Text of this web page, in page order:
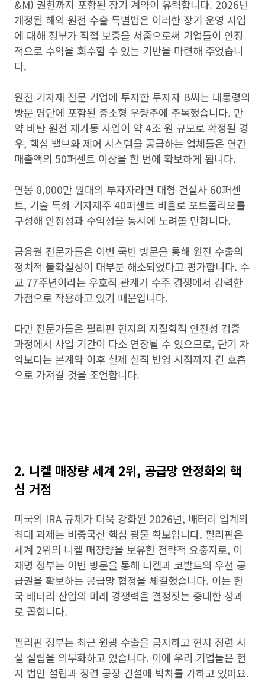
&M) 권한까지 포함된 장기 계약이 유력합니다. 2026년
개정된 해외 원전 수출 특별법은 이러한 장기 운영 사업
에 대해 정부가 직접 보증을 서줌으로써 기업들이 안정
적으로 수익을 회수할 수 있는 기반을 마련해 주었습니
다.
원전 기자재 전문 기업에 투자한 투자자 B씨는 대통령의
방문 명단에 포함된 중소형 우량주에 주목했습니다. 만
약 바탄 원전 재가동 사업이 약 4조 원 규모로 확정될 경
우, 핵심 밸브와 제어 시스템을 공급하는 업체들은 연간
매출액의 50퍼센트 이상을 한 번에 확보하게 됩니다.
연봉 8,000만 원대의 투자자라면 대형 건설사 60퍼센
트, 기술 특화 기자재주 40퍼센트 비율로 포트폴리오를
구성해 안정성과 수익성을 동시에 노려볼 만합니다.
금융권 전문가들은 이번 국빈 방문을 통해 원전 수출의
정치적 불확실성이 대부분 해소되었다고 평가합니다. 수
교 77주년이라는 우호적 관계가 수주 경쟁에서 강력한
가점으로 작용하고 있기 때문입니다.
다만 전문가들은 필리핀 현지의 지질학적 안전성 검증
과정에서 사업 기간이 다소 연장될 수 있으므로, 단기 차
익보다는 본계약 이후 실제 실적 반영 시점까지 긴 호흡
으로 가져갈 것을 조언합니다.
2. 니켈 매장량 세계 2위, 공급망 안정화의 핵
심 거점
미국의 IRA 규제가 더욱 강화된 2026년, 배터리 업계의
최대 과제는 비중국산 핵심 광물 확보입니다. 필리핀은
세계 2위의 니켈 매장량을 보유한 전략적 요충지로, 이
재명 정부는 이번 방문을 통해 니켈과 코발트의 우선 공
급권을 확보하는 공급망 협정을 체결했습니다. 이는 한
국 배터리 산업의 미래 경쟁력을 결정짓는 중대한 성과
로 꼽힙니다.
필리핀 정부는 최근 원광 수출을 금지하고 현지 정련 시
설 설립을 의무화하고 있습니다. 이에 우리 기업들은 현
지 법인 설립과 정련 공장 건설에 박차를 가하고 있어요.